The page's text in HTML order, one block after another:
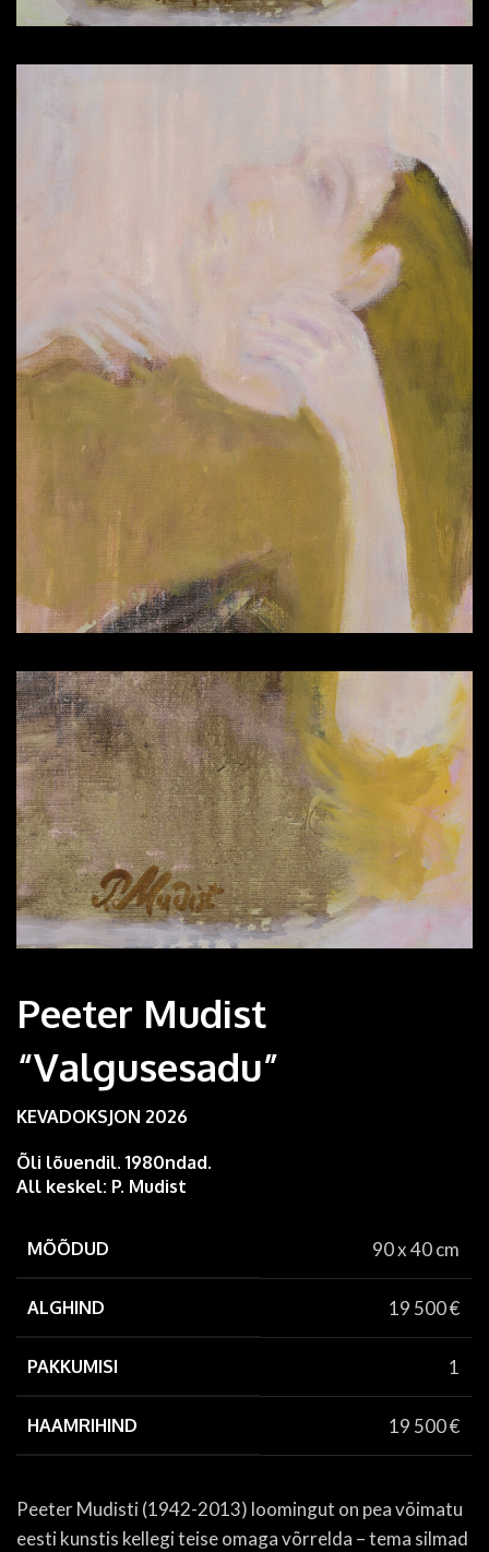
Peeter Mudist
“Valgusesadu”
KEVADOKSJON 2026
Õli lõuendil. 1980ndad.
All keskel: P. Mudist
MÕÕDUD 90 x 40 cm
ALGHIND 19 500€
PAKKUMISI 1
HAAMRIHIND 19 500€
Peeter Mudisti (1942-2013) loomingut on pea võimatu
eesti kunstis kellegi teise omaga võrrelda – tema silmad